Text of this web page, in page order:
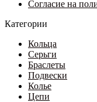
Согласие на
Категории
Кольца
Серьги
Браслеты
Подвески
Колье
Цепи